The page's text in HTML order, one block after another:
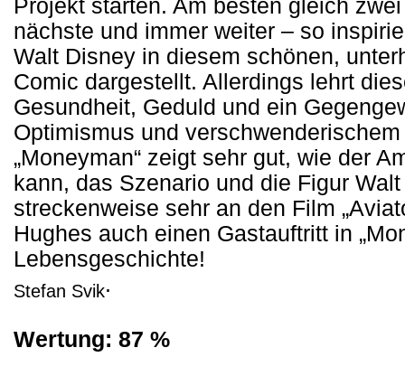
Projekt starten. Am besten gleich
nächste und immer weiter – so
Walt Disney in diesem schönen,
Comic dargestellt. Allerdings lehrt
Gesundheit, Geduld und ein
Optimismus und
„Moneyman“ zeigt sehr gut, wie der
kann, das Szenario und die Figur
streckenweise sehr an den Film
Hughes auch einen Gastauftritt in
Lebensgeschichte!
Stefan Svik.
Wertung: 87 %